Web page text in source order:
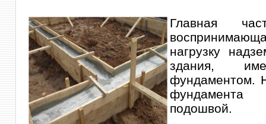
Главная
нагрузку
здания,
фундаментом.
подошвой.